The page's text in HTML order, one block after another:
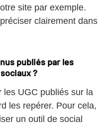
site par exemple.
clairement dans
publiés par les
?
les UGC publiés sur la
les repérer. Pour cela,
un outil de social